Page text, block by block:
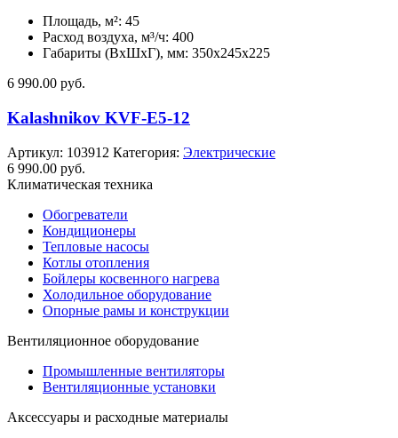
Площадь, м²: 45
Расход воздуха, м³/ч: 400
Габариты (ВхШхГ), мм: 350x245x225
6 990.00 руб.
Kalashnikov KVF-E5-12
Артикул: 103912 Категория: Электрические
6 990.00 руб.
Климатическая техника
Обогреватели
Кондиционеры
Тепловые насосы
Котлы отопления
Бойлеры косвенного нагрева
Холодильное оборудование
Опорные рамы и конструкции
Вентиляционное оборудование
Промышленные вентиляторы
Вентиляционные установки
Аксессуары и расходные материалы